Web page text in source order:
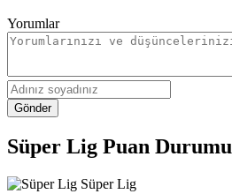
Yorumlar
Gönder
Süper Lig Puan Durumu
Süper Lig